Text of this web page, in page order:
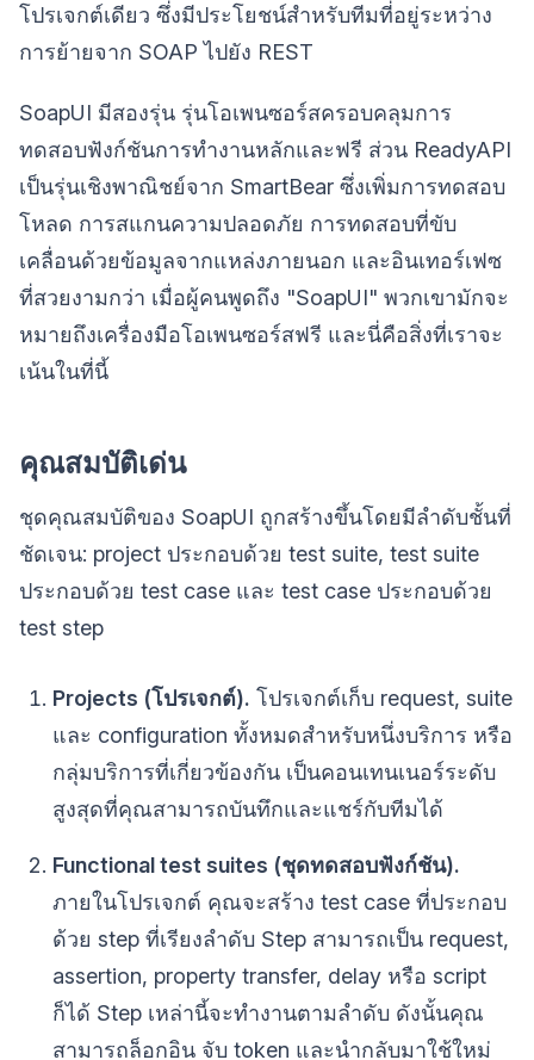
โปรเจกต์เดียว ซึ่งมีประโยชน์สำหรับทีมที่อยู่ระหว่าง
การย้ายจาก SOAP ไปยัง REST
SoapUI มีสองรุ่น รุ่นโอเพนซอร์สครอบคลุมการ
ทดสอบฟังก์ชันการทำงานหลักและฟรี ส่วน ReadyAPI
เป็นรุ่นเชิงพาณิชย์จาก SmartBear ซึ่งเพิ่มการทดสอบ
โหลด การสแกนความปลอดภัย การทดสอบที่ขับ
เคลื่อนด้วยข้อมูลจากแหล่งภายนอก และอินเทอร์เฟซ
ที่สวยงามกว่า เมื่อผู้คนพูดถึง "SoapUI" พวกเขามักจะ
หมายถึงเครื่องมือโอเพนซอร์สฟรี และนี่คือสิ่งที่เราจะ
เน้นในที่นี้
คุณสมบัติเด่น
ชุดคุณสมบัติของ SoapUI ถูกสร้างขึ้นโดยมีลำดับชั้นที่
ชัดเจน: project ประกอบด้วย test suite, test suite
ประกอบด้วย test case และ test case ประกอบด้วย
test step
Projects (โปรเจกต์). โปรเจกต์เก็บ request, suite
และ configuration ทั้งหมดสำหรับหนึ่งบริการ หรือ
กลุ่มบริการที่เกี่ยวข้องกัน เป็นคอนเทนเนอร์ระดับ
สูงสุดที่คุณสามารถบันทึกและแชร์กับทีมได้
Functional test suites (ชุดทดสอบฟังก์ชัน).
ภายในโปรเจกต์ คุณจะสร้าง test case ที่ประกอบ
ด้วย step ที่เรียงลำดับ Step สามารถเป็น request,
assertion, property transfer, delay หรือ script
ก็ได้ Step เหล่านี้จะทำงานตามลำดับ ดังนั้นคุณ
สามารถล็อกอิน จับ token และนำกลับมาใช้ใหม่